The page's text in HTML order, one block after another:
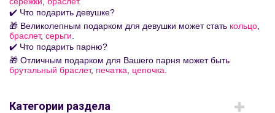
✔️ Что подарить девушке?
🎁 Великолепным подарком для девушки может стать кольцо
браслет, серьги
✔️ Что подарить парню?
🎁 Отличным подарком для Вашего парня может быть
брутальный браслет, печатка цепочка
Категории раздела